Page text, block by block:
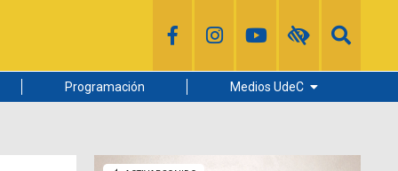
Programación Medios UdeC